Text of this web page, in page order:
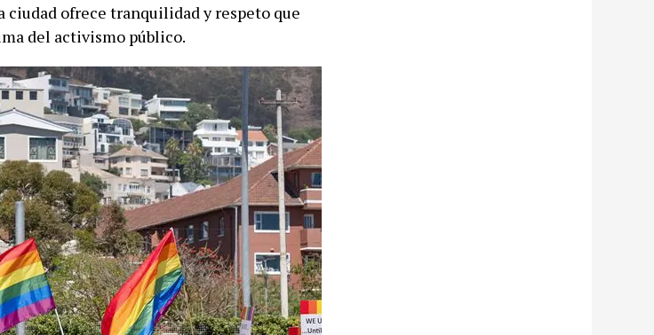
ciudad ofrece tranquilidad y respeto que
del activismo público.